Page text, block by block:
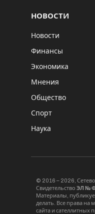
НОВОСТИ
Новости
Финансы
Экономика
Мнения
Общество
Спорт
Наука
© 2016 – 2026,
Свидетельство ЭЛ №
Материалы,
делать. Все права на
сайта и сателлитных